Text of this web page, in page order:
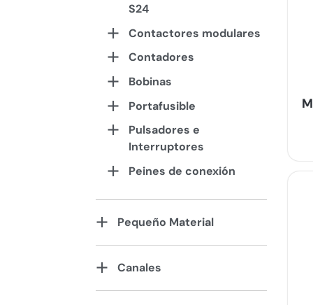
S24
Contactores modulares
Contadores
Bobinas
Portafusible
Pulsadores e
Interruptores
Peines de conexión
Pequeño Material
Canales